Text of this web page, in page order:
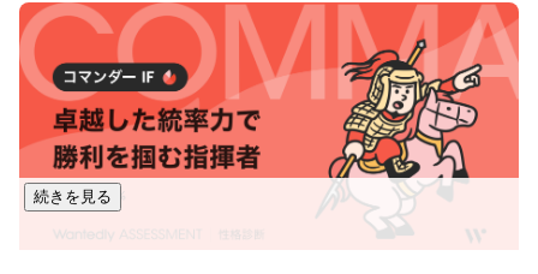
「おゆずりします」「イベント」「自治体・防犯情報」など
の機能があり、東京都中央区の30〜40代人口の約30%が「ピ
アッザ」を利用しています。「近所で支え合える人の数が4人
以上」が6%に対し、「ご近所付き合いが盛んであることを理
想とする」が85%という、現実と理想の乖離においても、地
域におけるソーシャル資産の必要性の高さがうかがえます。
また、もっと行政に頼りたいというニーズもあります。
「Community First」をCore Values（行動指針）の一つに掲
続きを見る